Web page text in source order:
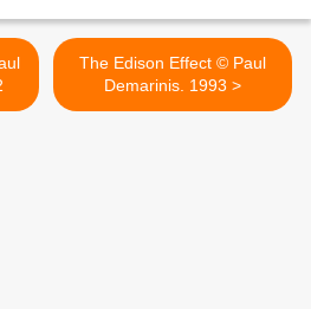
The Edison Effect © Paul
Demarinis. 1993 >